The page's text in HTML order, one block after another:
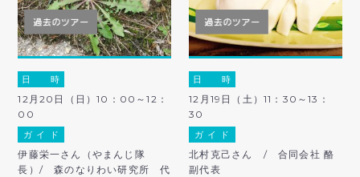
日 時
12月20日（日）10：00～12：
00
ガ イ ド
伊藤栄一さん（やまんじ隊
長）/ 森のなりわい研究所 代
日 時
12月19日（土）11：30～13：
30
ガ イ ド
北村克己さん / 合同会社 酪
副代表